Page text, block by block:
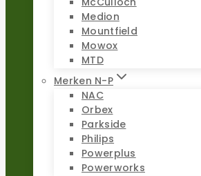
Medion
Mountfield
Mowox
MTD
Merken N-P
NAC
Orbex
Parkside
Philips
Powerplus
Powerworks